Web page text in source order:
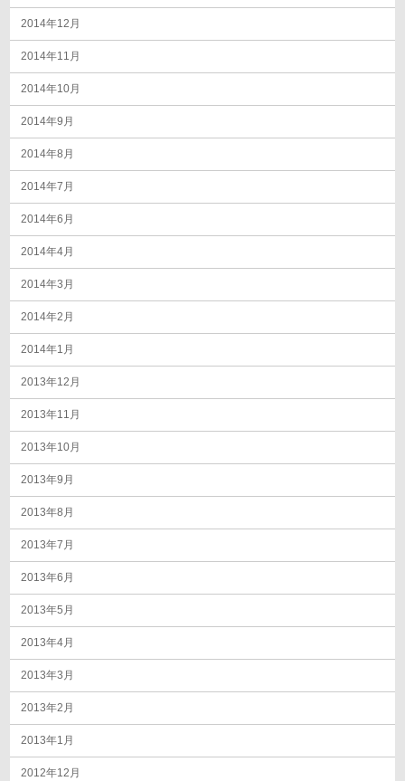
2014年12月
2014年11月
2014年10月
2014年9月
2014年8月
2014年7月
2014年6月
2014年4月
2014年3月
2014年2月
2014年1月
2013年12月
2013年11月
2013年10月
2013年9月
2013年8月
2013年7月
2013年6月
2013年5月
2013年4月
2013年3月
2013年2月
2013年1月
2012年12月